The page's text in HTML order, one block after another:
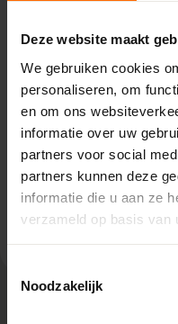
Deze website maakt
We gebruiken cookies
personaliseren, om
en om ons
informatie over uw
partners voor social
partners kunnen deze
informatie die u aan ze
verzameld op basis van
Noodzakelijk
0513335000
Selecteren
Bekijk vestiging